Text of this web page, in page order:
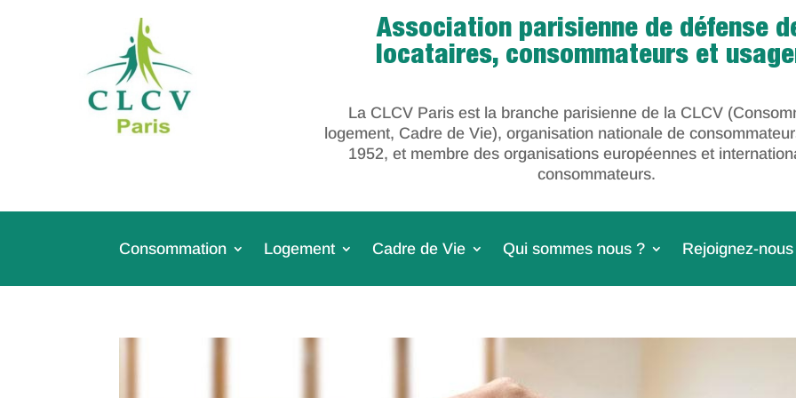
Association parisienne de défense
locataires, consommateurs et
La CLCV Paris est la branche parisienne de la CLCV
logement, Cadre de Vie), organisation nationale de
1952, et membre des organisations européennes et
consommateurs.
Consommation Logement Cadre de Vie Qui sommes nous ? Rejoignez-nous